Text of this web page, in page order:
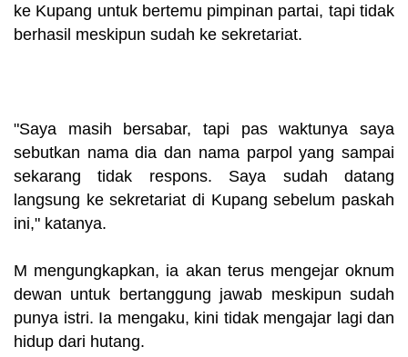
ke Kupang untuk bertemu pimpinan partai, tapi tidak
berhasil meskipun sudah ke sekretariat.
"Saya masih bersabar, tapi pas waktunya saya
sebutkan nama dia dan nama parpol yang sampai
sekarang tidak respons. Saya sudah datang
langsung ke sekretariat di Kupang sebelum paskah
ini," katanya.
M mengungkapkan, ia akan terus mengejar oknum
dewan untuk bertanggung jawab meskipun sudah
punya istri. Ia mengaku, kini tidak mengajar lagi dan
hidup dari hutang.